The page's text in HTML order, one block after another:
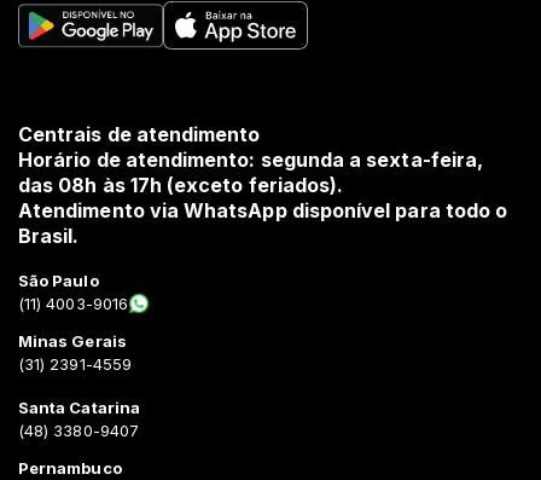
Centrais de atendimento
Horário de atendimento: segunda a sexta-feira,
das 08h às 17h (exceto feriados).
Atendimento via WhatsApp disponível para todo o
Brasil.
São Paulo
(11) 4003-9016
Minas Gerais
(31) 2391-4559
Santa Catarina
(48) 3380-9407
Pernambuco